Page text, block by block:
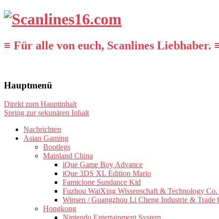
≡ Für alle von euch, Scanlines Liebhaber.
Hauptmenü
Direkt zum Hauptinhalt
Spring zur sekunären Inhalt
Nachrichten
Asian Gaming
Bootlegs
Mainland China
iQue Game Boy Advance
iQue 3DS XL Edition Mario
Famiclone Sundance Kid
Fuzhou WaiXing Wissenschaft & Technology
Winsen / Guangzhou Li Cheng Industrie & Trade
Hongkong